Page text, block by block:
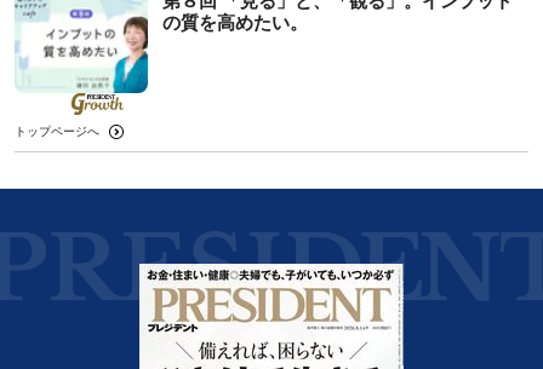
の質を高めたい。
トップページへ